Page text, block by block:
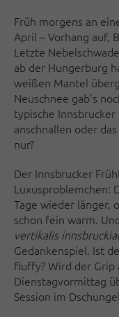
Früh morgens an
April – Vorhang auf,
Letzte
ab der Hungerburg
weißen Mantel
Neuschnee gab’s
typische
anschnallen oder
nur?
Der Innsbrucker
Luxusproblemchen:
Tage wieder länger,
schon fein warm.
vertikalis
Gedankenspiel. Ist
fluffy? Wird der Grip
Dienstagvormittag
Session im